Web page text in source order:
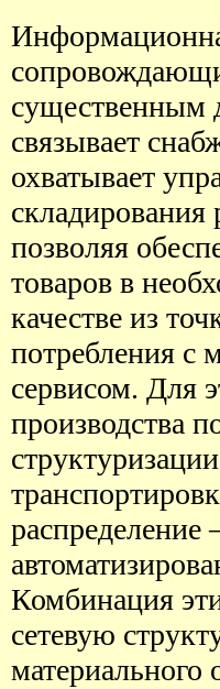
существенным
связывает
охватывает
складирования
позволяя
товаров в
качестве из
потребления с
сервисом. Для
производства
Комбинация
сетевую
материального